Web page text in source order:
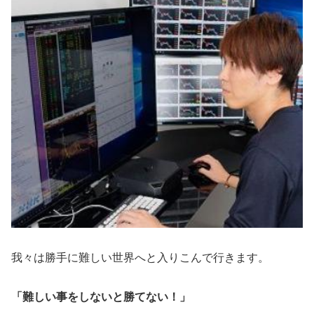
我々は勝手に難しい世界へと入りこんで行きます。
「難しい事をしないと勝てない！」